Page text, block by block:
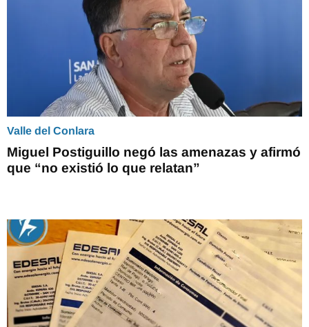
Valle del Conlara
Miguel Postiguillo negó las amenazas y afirmó
que “no existió lo que relatan”